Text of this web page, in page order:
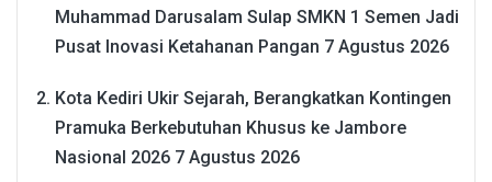
Muhammad Darusalam Sulap SMKN 1 Semen Jadi
Pusat Inovasi Ketahanan Pangan 7 Agustus 2026
Kota Kediri Ukir Sejarah, Berangkatkan Kontingen
Pramuka Berkebutuhan Khusus ke Jambore
Nasional 2026 7 Agustus 2026